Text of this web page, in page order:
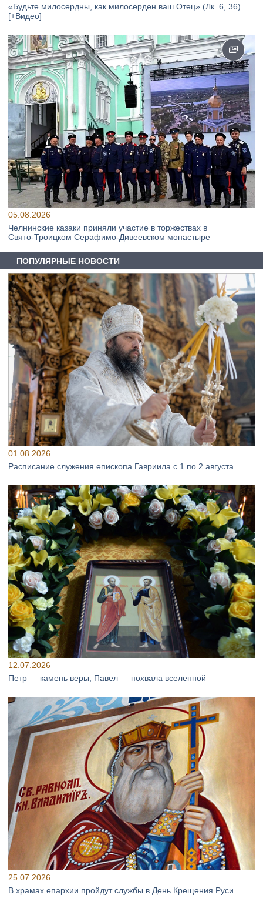
«Будьте милосердны, как милосерден ваш Отец» (Лк. 6, 36)
[+Видео]
05.08.2026
Челнинские казаки приняли участие в торжествах в
Свято‑Троицком Серафимо‑Дивеевском монастыре
ПОПУЛЯРНЫЕ НОВОСТИ
01.08.2026
Расписание служения епископа Гавриила с 1 по 2 августа
12.07.2026
Петр — камень веры, Павел — похвала вселенной
25.07.2026
В храмах епархии пройдут службы в День Крещения Руси